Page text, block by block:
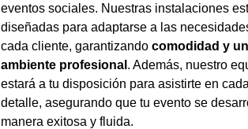
eventos sociales. Nuestras instalaciones
diseñadas para adaptarse a las
cada cliente, garantizando comodidad y un
ambiente profesional . Además, nuestro
estará a tu disposición para asistirte en cada
detalle, asegurando que tu evento se
manera exitosa y fluida.